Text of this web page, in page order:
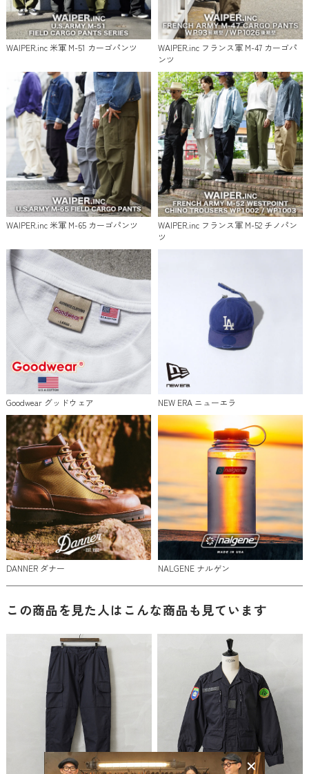
WAIPER.inc 米軍 M-51 カーゴパンツ
WAIPER.inc フランス軍 M-47 カーゴパ
ンツ
WAIPER.inc 米軍 M-65 カーゴパンツ
WAIPER.inc フランス軍 M-52 チノパン
ツ
Goodwear グッドウェア NEW ERA ニューエラ
DANNER ダナー NALGENE ナルゲン
この商品を見た人はこんな商品も見ています